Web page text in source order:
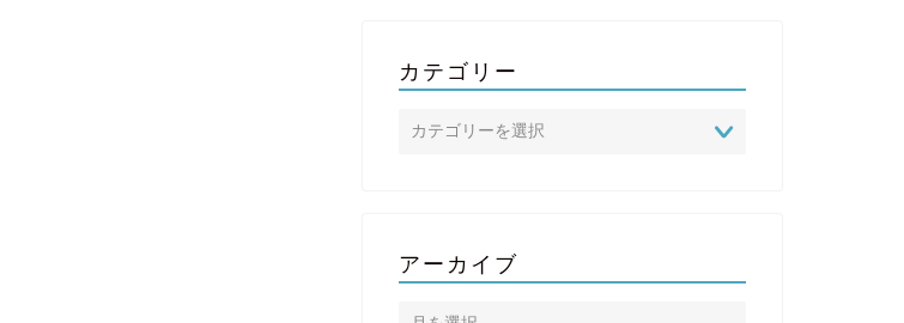
カテゴリー
アーカイブ